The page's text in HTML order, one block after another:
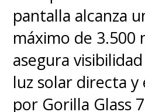
Huawei AI Life,
ajustar
batería y
El estuche de
pantalla alcanza
máximo de 3.500
asegura
luz solar directa
por Gorilla Glass